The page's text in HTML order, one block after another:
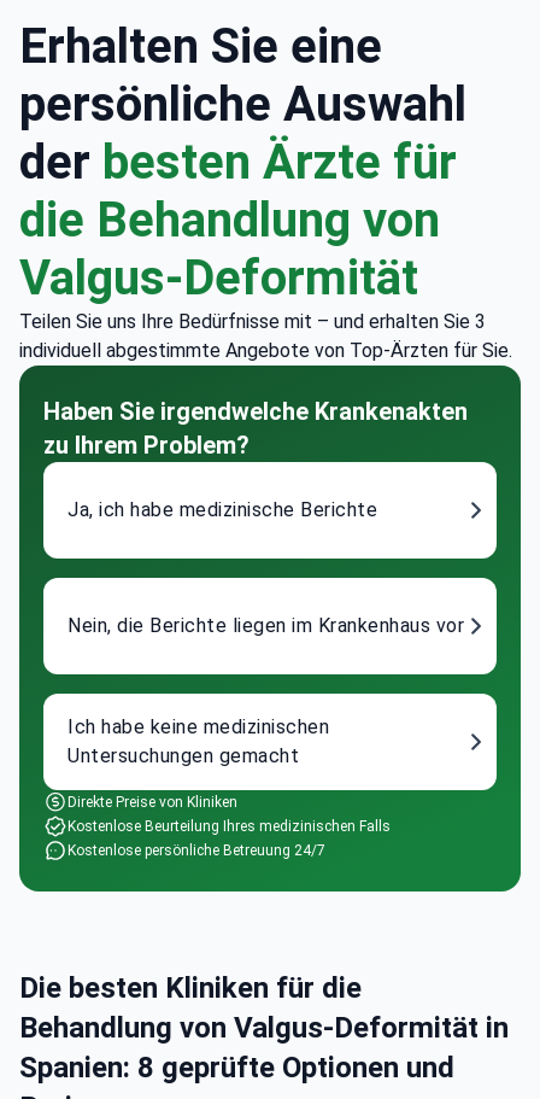
Erhalten Sie eine
persönliche Auswahl
der besten Ärzte für
die Behandlung von
Valgus-Deformität
Teilen Sie uns Ihre Bedürfnisse mit – und erhalten Sie 3
individuell abgestimmte Angebote von Top-Ärzten für Sie.
Haben Sie irgendwelche Krankenakten
zu Ihrem Problem?
Ja, ich habe medizinische Berichte
Nein, die Berichte liegen im Krankenhaus vor
Ich habe keine medizinischen
Untersuchungen gemacht
Direkte Preise von Kliniken
Kostenlose Beurteilung Ihres medizinischen Falls
Kostenlose persönliche Betreuung 24/7
Die besten Kliniken für die
Behandlung von Valgus-Deformität in
Spanien: 8 geprüfte Optionen und